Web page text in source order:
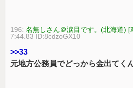
196:名無しさん＠涙目です。(北海道) [
7:44.83 ID:8cdzoGX10
>>33
元地方公務員でどっから金出てく